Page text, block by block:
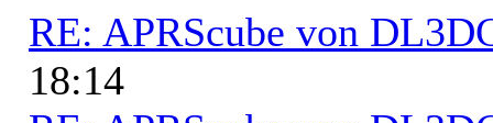
RE: APRScube von
18:14